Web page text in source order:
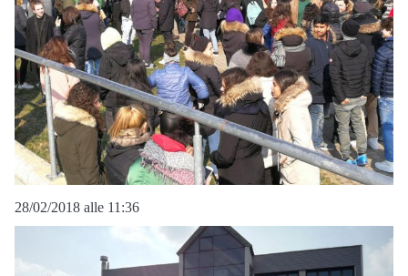
28/02/2018 alle 11:36